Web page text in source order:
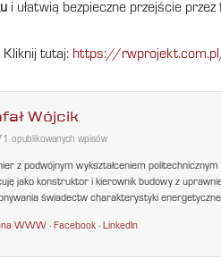
i ułatwią bezpieczne przejście
tutaj: https://
Wójcik
opublikowanych wpisów
z podwójnym wykształceniem
jako konstruktor i kierownik budowy z
świadectw charakterystyki
WWW ·Facebook ·LinkedIn